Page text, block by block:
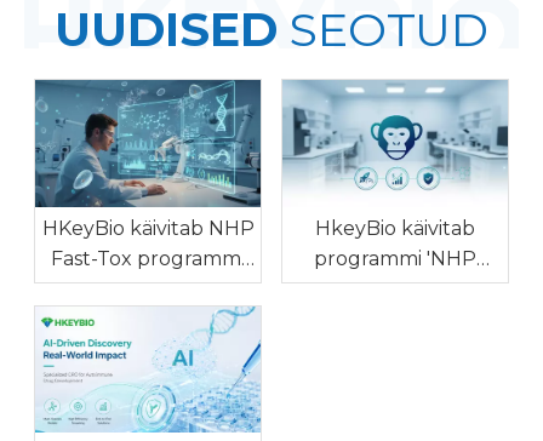
UUDISED SEOTUD
HKeyBio käivitab NHP
Fast-Tox programmi
mitte-GLP NHP
ohutusriskide
sõeluuringu
kiirendamiseks
HkeyBio käivitab
programmi 'NHP
Fast-PoC', et pakkuda